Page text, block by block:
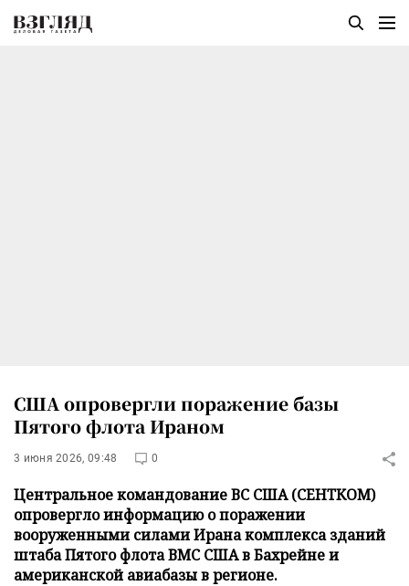
США опровергли поражение базы
Пятого флота Ираном
3 июня 2026, 09:48 0
Центральное командование ВС США (СЕНТКОМ)
опровергло информацию о поражении
вооруженными силами Ирана комплекса зданий
штаба Пятого флота ВМС США в Бахрейне и
американской авиабазы в регионе.